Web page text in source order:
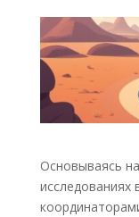
Основываясь
исследованиях